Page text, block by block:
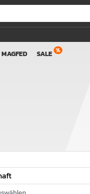
MAGFED SALE